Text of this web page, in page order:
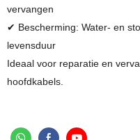
vervangen
✔ Bescherming: Water- en
levensduur
Ideaal voor reparatie en
hoofdkabels.